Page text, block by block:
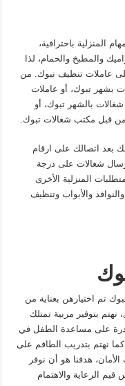
المنزلية باحترافية،
والمطبخ والحمام، لذا
عاملات تنظيف تبوك. من
بشهر تبوك، أو عاملات
بالشهر تبوك، أو
قبل مكتب شغالات تبوك.
بعد اتصالك على ارقام
شغالات على درجة
المنزلية الأخرى
والأبواب وتنظيف
تم اختيارهن بعناية من
نهتم بتوفير مربية تمتلك
على مساعدة الطفل في
كما نهتم بتدريب الطاقم على
هدفنا هو أن نوفر
الرعاية والاهتمام